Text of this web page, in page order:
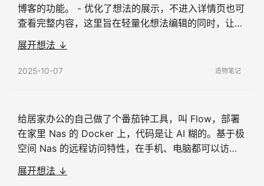
博客的功能。 - 优化了想法的展示，不进入详情页也可
查看完整内容，这里旨在轻量化想法编辑的同时，让想
法的查看也轻量化 - 增加了面包屑路径，方便知晓内容
位置与导航 - 增加了上一个、下一个，支持快速切换查
看内容 - 更改了站点的中文与英文字体，从思源黑体换
展开想法 ↓
2025-10-07 造物笔记
给居家办公的自己做了个番茄钟工具，叫 Flow，部署
在家里 Nas 的 Docker 上，代码是让 AI 糊的。基于极
空间 Nas 的远程访问特性，在手机、电脑都可以访
问，专注计时的进度也可以同步。 不过，最喜欢的功
能其实是随机电台，不喜欢纯白噪音，于是选了 100
展开想法 ↓